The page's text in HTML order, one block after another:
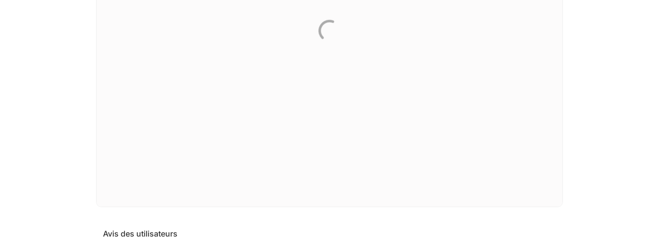
Avis des utilisateurs